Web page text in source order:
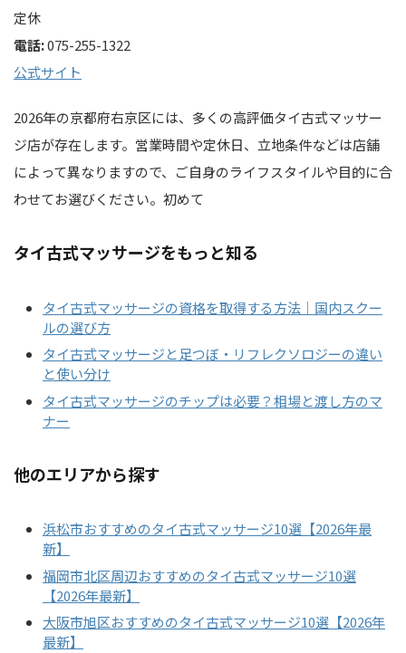
定休
電話:075-255-1322
公式サイト
2026年の京都府右京区には、多くの高評価タイ古式マッサー
ジ店が存在します。営業時間や定休日、立地条件などは店舗
によって異なりますので、ご自身のライフスタイルや目的に合
わせてお選びください。初めて
タイ古式マッサージをもっと知る
タイ古式マッサージの資格を取得する方法｜国内スクー
ルの選び方
タイ古式マッサージと足つぼ・リフレクソロジーの違い
と使い分け
タイ古式マッサージのチップは必要？相場と渡し方のマ
ナー
他のエリアから探す
浜松市おすすめのタイ古式マッサージ10選【2026年最
新】
福岡市北区周辺おすすめのタイ古式マッサージ10選
【2026年最新】
大阪市旭区おすすめのタイ古式マッサージ10選【2026年
最新】